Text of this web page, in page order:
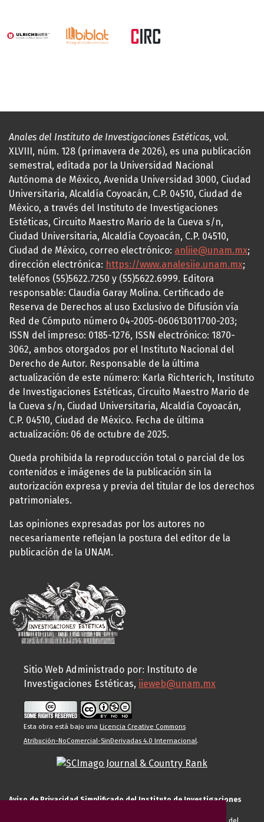
Anales del Instituto de Investigaciones Estéticas, vol.
XLVIII, núm. 128 (primavera de 2026), es una publicación
semestral, editada por la Universidad Nacional
Autónoma de México, Avenida Universidad 3000, Ciudad
Universitaria, Alcaldía Coyoacán, C.P. 04510, Ciudad de
México, a través del Instituto de Investigaciones
Estéticas, Circuito Maestro Mario de la Cueva s/n,
Ciudad Universitaria, Alcaldía Coyoacán, C.P. 04510,
Ciudad de México, correo electrónico: anliie@unam.mx;
dirección electrónica: https://www.analesiie.unam.mx;
teléfonos (55)5622.7250 y (55)5622.6999. Editora
responsable: Claudia Garay Molina. Certificado de
Reserva de Derechos al uso Exclusivo de Difusión vía
Red de Cómputo número 04-2005-060613011700-203;
ISSN del impreso: 0185-1276, ISSN electrónico: 1870-
3062, ambos otorgados por el Instituto Nacional del
Derecho de Autor. Responsable de la última
actualización de este número: Karla Richterich, Instituto
de Investigaciones Estéticas, Circuito Maestro Mario de
la Cueva s/n, Ciudad Universitaria, Alcaldía Coyoacán,
C.P. 04510, Ciudad de México. Fecha de última
actualización: 06 de octubre de 2025.
Queda prohibida la reproducción total o parcial de los
contenidos e imágenes de la publicación sin la
autorización expresa y previa del titular de los derechos
patrimoniales.
Las opiniones expresadas por los autores no
necesariamente reflejan la postura del editor de la
publicación de la UNAM.
Sitio Web Administrado por: Instituto de
Investigaciones Estéticas, iieweb@unam.mx
Esta obra está bajo una Licencia Creative Commons
Atribución-NoComercial-SinDerivadas 4.0 Internacional.
Aviso de Privacidad Simplificado del Instituto de Investigaciones